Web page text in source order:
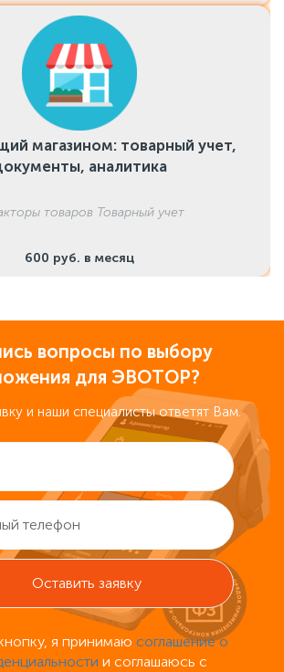
магазином: товарный учет,
аналитика
товаров Товарный учет
600 руб. в месяц
вопросы по выбору
для ЭВОТОР?
и наши специалисты ответят Вам.
я принимаю соглашение о
и соглашаюсь с